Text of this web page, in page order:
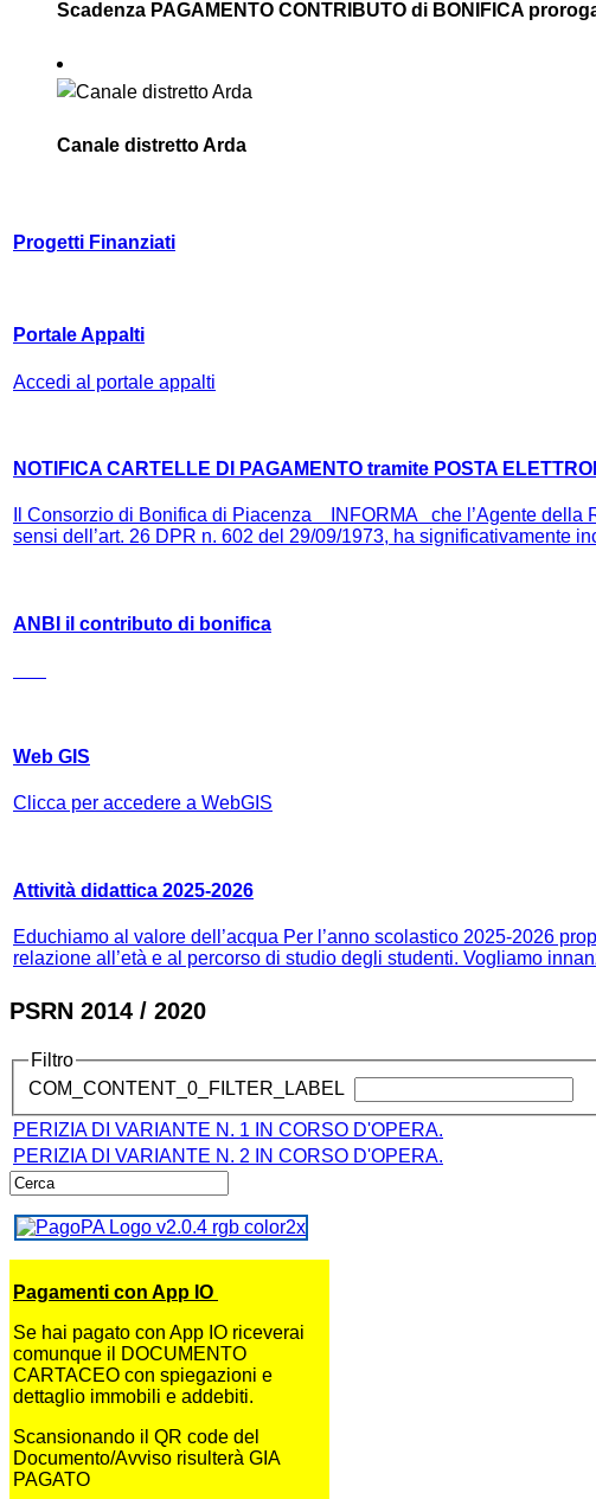
Scadenza PAGAMENTO CONTRIBUTO di BONIFICA
Canale distretto Arda
Progetti Finanziati
Portale Appalti
Accedi al portale appalti
NOTIFICA CARTELLE DI PAGAMENTO tramite POSTA
Il Consorzio di Bonifica di Piacenza INFORMA che l’Agente della
sensi dell’art. 26 DPR n. 602 del 29/09/1973, ha significativamente
ANBI il contributo di bonifica
Web GIS
Clicca per accedere a WebGIS
Attività didattica 2025-2026
Educhiamo al valore dell’acqua Per l’anno scolastico 2025-2026
relazione all’età e al percorso di studio degli studenti. Vogliamo
PSRN 2014 / 2020
Filtro
COM_CONTENT_0_FILTER_LABEL
PERIZIA DI VARIANTE N. 1 IN CORSO D'OPERA.
PERIZIA DI VARIANTE N. 2 IN CORSO D'OPERA.
Pagamenti con App IO
Se hai pagato con App IO riceverai
comunque il DOCUMENTO
CARTACEO con spiegazioni e
dettaglio immobili e addebiti.
Scansionando il QR code del
Documento/Avviso risulterà GIA
PAGATO